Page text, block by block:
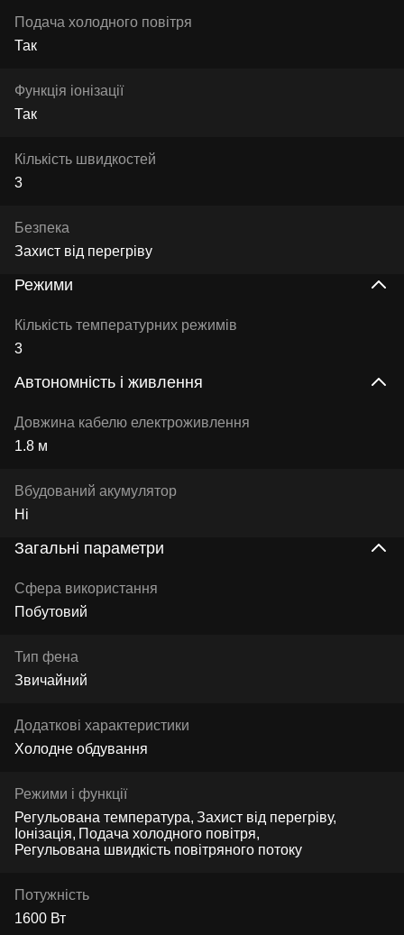
Подача холодного повітря
Так
Функція іонізації
Так
Кількість швидкостей
3
Безпека
Захист від перегріву
Режими
Кількість температурних режимів
3
Автономність і живлення
Довжина кабелю електроживлення
1.8 м
Вбудований акумулятор
Ні
Загальні параметри
Сфера використання
Побутовий
Тип фена
Звичайний
Додаткові характеристики
Холодне обдування
Режими і функції
Регульована температура Захист від перегріву
Іонізація Подача холодного повітря
Регульована швидкість повітряного потоку
Потужність
1600 Вт